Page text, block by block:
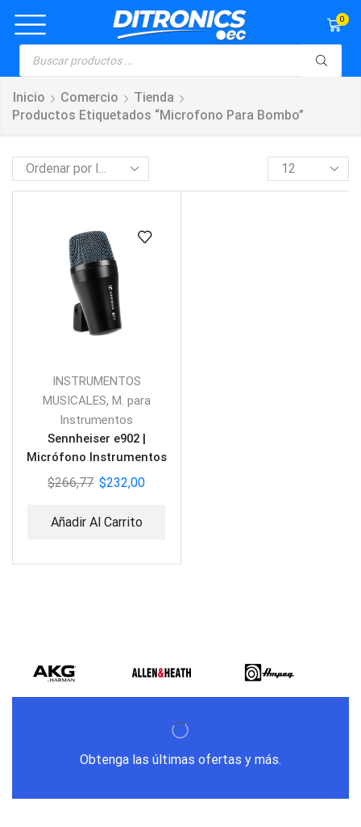
0
Inicio Comercio
Tienda
Productos Etiquetados “microfono Para Bombo”
INSTRUMENTOS
MUSICALES, M. para
Instrumentos
Sennheiser e902 |
Micrófono Instrumentos
Percusión.
$266,77 $232,00
Añadir Al Carrito
Obtenga las últimas ofertas y más.